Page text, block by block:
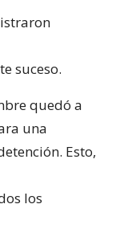
suceso.
quedó a
una
Esto,
los